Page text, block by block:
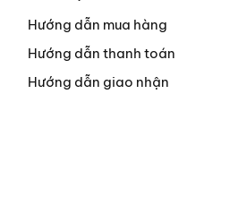
Omega Plus Books
Hướng dẫn mua hàng
Hướng dẫn thanh toán
Hướng dẫn giao nhận